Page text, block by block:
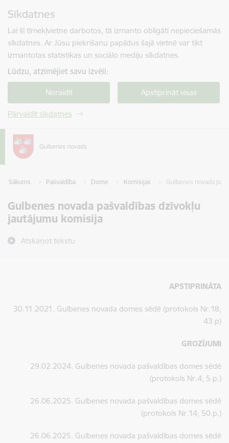
Sīkdatnes
Lai šī tīmekļvietne darbotos, tā izmanto obligāti nepieciešamās
sīkdatnes. Ar Jūsu piekrišanu papildus šajā vietnē var tikt
izmantotas statistikas un sociālo mediju sīkdatnes.
Lūdzu, atzīmējiet savu izvēli:
Noraidīt Apstiprināt visas
Pārvaldīt sīkdatnes
Sākums Pašvaldība Dome Komisijas Gulbenes novada
Gulbenes novada pašvaldības dzīvokļu
jautājumu komisija
Atskaņot tekstu
APSTIPRINĀTA
30.11.2021. Gulbenes novada domes sēdē (protokols Nr.18;
43.p)
GROZĪJUMI
29.02.2024. Gulbenes novada pašvaldības domes sēdē
(protokols Nr.4; 5.p.)
26.06.2025. Gulbenes novada pašvaldības domes sēdē
(protokols Nr.14; 50.p.)
26.06.2025. Gulbenes novada pašvaldības domes sēdē